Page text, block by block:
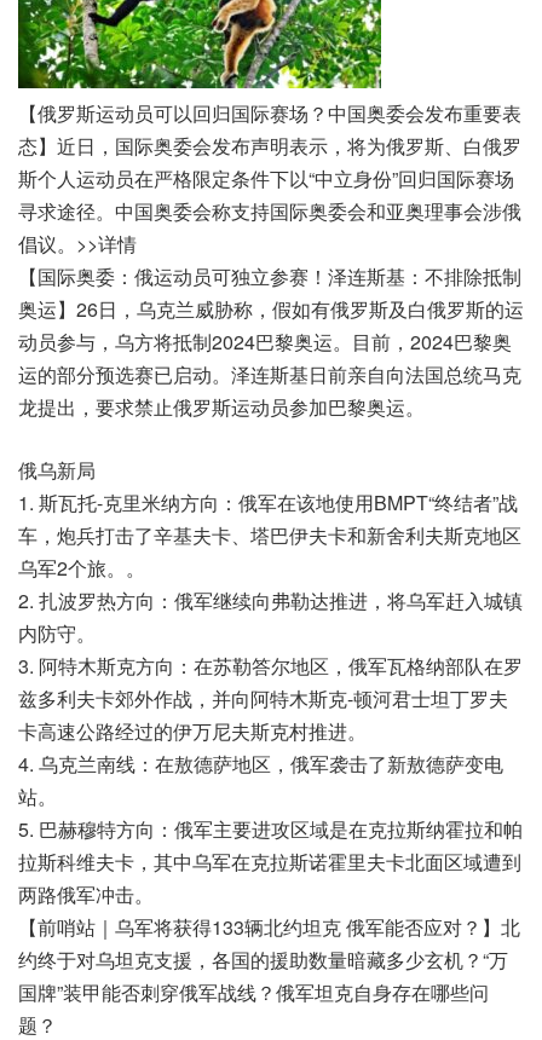
【俄罗斯运动员可以回归国际赛场？中国奥委会发布重要表
态】近日，国际奥委会发布声明表示，将为俄罗斯、白俄罗
斯个人运动员在严格限定条件下以“中立身份”回归国际赛场
寻求途径。中国奥委会称支持国际奥委会和亚奥理事会涉俄
倡议。>>详情
【国际奥委：俄运动员可独立参赛！泽连斯基：不排除抵制
奥运】26日，乌克兰威胁称，假如有俄罗斯及白俄罗斯的运
动员参与，乌方将抵制2024巴黎奥运。目前，2024巴黎奥
运的部分预选赛已启动。泽连斯基日前亲自向法国总统马克
龙提出，要求禁止俄罗斯运动员参加巴黎奥运。
俄乌新局
1. 斯瓦托-克里米纳方向：俄军在该地使用BMPT“终结者”战
车，炮兵打击了辛基夫卡、塔巴伊夫卡和新舍利夫斯克地区
乌军2个旅。。
2. 扎波罗热方向：俄军继续向弗勒达推进，将乌军赶入城镇
内防守。
3. 阿特木斯克方向：在苏勒答尔地区，俄军瓦格纳部队在罗
兹多利夫卡郊外作战，并向阿特木斯克-顿河君士坦丁罗夫
卡高速公路经过的伊万尼夫斯克村推进。
4. 乌克兰南线：在敖德萨地区，俄军袭击了新敖德萨变电
站。
5. 巴赫穆特方向：俄军主要进攻区域是在克拉斯纳霍拉和帕
拉斯科维夫卡，其中乌军在克拉斯诺霍里夫卡北面区域遭到
两路俄军冲击。
【前哨站｜乌军将获得133辆北约坦克 俄军能否应对？】北
约终于对乌坦克支援，各国的援助数量暗藏多少玄机？“万
国牌”装甲能否刺穿俄军战线？俄军坦克自身存在哪些问
题？